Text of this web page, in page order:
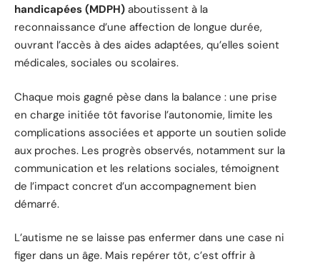
handicapées (MDPH) aboutissent à la
reconnaissance d’une affection de longue durée,
ouvrant l’accès à des aides adaptées, qu’elles soient
médicales, sociales ou scolaires.
Chaque mois gagné pèse dans la balance : une prise
en charge initiée tôt favorise l’autonomie, limite les
complications associées et apporte un soutien solide
aux proches. Les progrès observés, notamment sur la
communication et les relations sociales, témoignent
de l’impact concret d’un accompagnement bien
démarré.
L’autisme ne se laisse pas enfermer dans une case ni
figer dans un âge. Mais repérer tôt, c’est offrir à